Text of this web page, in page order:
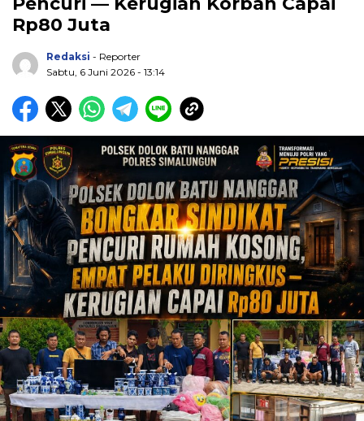
Rp80 Juta
Redaksi - Reporter
Sabtu, 6 Juni 2026 - 13:14